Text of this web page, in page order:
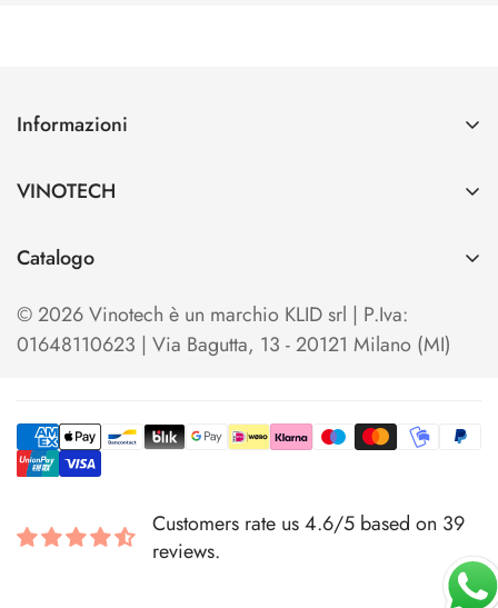
Informazioni
Spedizioni e Pagamenti
Cerca
Termini e condizioni di Vendita
Privacy Policy
Your Privacy Choices
VINOTECH
Vinotech B2B
Blog
Catalogo
TO OPEN
TO SERVE & STORE
TO COOL
TO SHOP & PACK
© 2026 Vinotech è un marchio KLID srl | P.Iva:
01648110623 | Via Bagutta, 13 - 20121 Milano (MI)
Customers rate us 4.6/5 based on 39
reviews.